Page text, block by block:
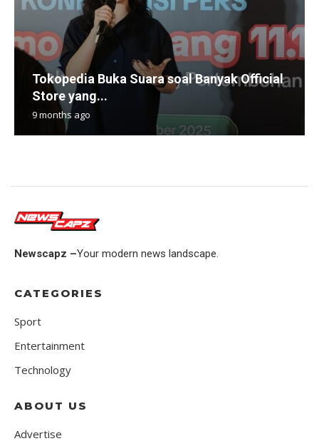
Tokopedia Buka Suara soal Banyak Official
Store yang...
9 months ago
Newscapz –Your modern news landscape.
CATEGORIES
Sport
Entertainment
Technology
ABOUT US
Advertise